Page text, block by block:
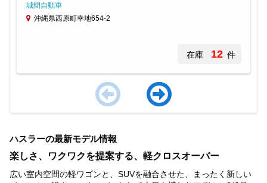
城間自動車
沖縄県西原町幸地654-2
在庫 12 件
of
4
ハスラーの最新モデル情報
楽しさ、ワクワクを提案する、軽クロスオーバー
広い室内空間の軽ワゴンと、SUVを融合させた、まったく新しい